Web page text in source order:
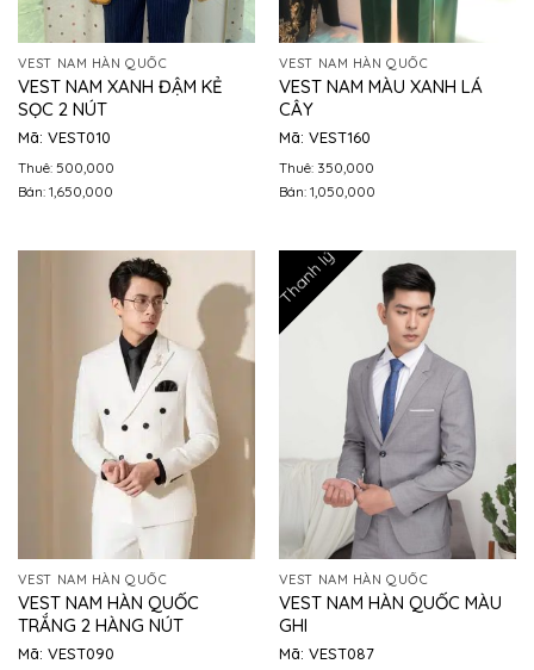
VEST NAM HÀN QUỐC
VEST NAM XANH ĐẬM KẺ
SỌC 2 NÚT
Mã: VEST010
Thuê: 500,000
Bán: 1,650,000
VEST NAM HÀN QUỐC
VEST NAM MÀU XANH LÁ
CÂY
Mã: VEST160
Thuê: 350,000
Bán: 1,050,000
VEST NAM HÀN QUỐC
VEST NAM HÀN QUỐC
TRẮNG 2 HÀNG NÚT
Mã: VEST090
Thanh lý
VEST NAM HÀN QUỐC
VEST NAM HÀN QUỐC MÀU
GHI
Mã: VEST087